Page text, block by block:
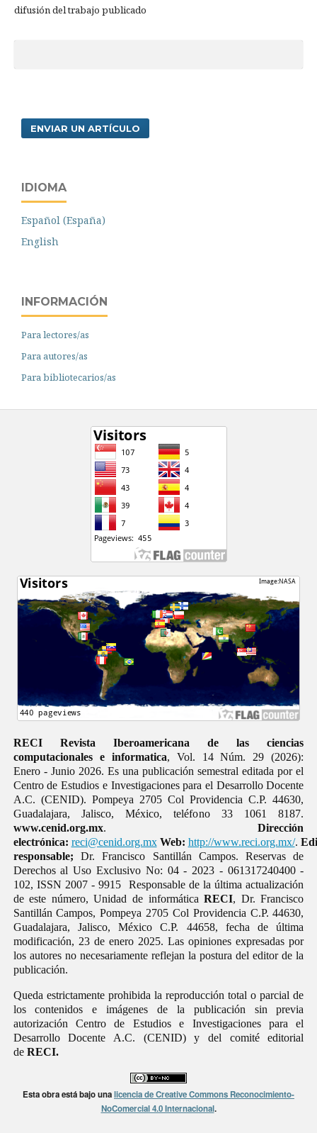
difusión del trabajo publicado
ENVIAR UN ARTÍCULO
IDIOMA
Español (España)
English
INFORMACIÓN
Para lectores/as
Para autores/as
Para bibliotecarios/as
RECI Revista Iberoamericana de las ciencias
computacionales e informatica, Vol. 14 Núm. 29 (2026):
Enero - Junio 2026. Es una publicación semestral editada por el
Centro de Estudios e Investigaciones para el Desarrollo Docente
A.C. (CENID). Pompeya 2705 Col Providencia C.P. 44630,
Guadalajara, Jalisco, México, teléfono 33 1061 8187.
www.cenid.org.mx.Dirección
electrónica: reci@cenid.org.mx Web: http://www.reci.org.mx/.
responsable; Dr. Francisco Santillán Campos. Reservas de
Derechos al Uso Exclusivo No: 04 - 2023 - 061317240400 -
102, ISSN 2007 - 9915 Responsable de la última actualización
de este número, Unidad de informáticaRECI, Dr. Francisco
Santillán Campos, Pompeya 2705 Col Providencia C.P. 44630,
Guadalajara, Jalisco, México C.P. 44658, fecha de última
modificación, 23 de enero 2025. Las opiniones expresadas por
los autores no necesariamente reflejan la postura del editor de la
publicación.
Queda estrictamente prohibida la reproducción total o parcial de
los contenidos e imágenes de la publicación sin previa
autorización Centro de Estudios e Investigaciones para el
Desarrollo Docente A.C. (CENID) y del comité editorial
de RECI.
Esta obra está bajo unalicencia de Creative Commons Reconocimiento-
NoComercial 4.0 Internacional.